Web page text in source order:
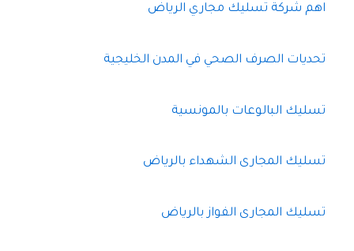
اهم شركة تسليك مجاري الرياض
تحديات الصرف الصحي في المدن الخليجية
تسليك البالوعات بالمونسية
تسليك المجارى الشهداء بالرياض
تسليك المجارى الفواز بالرياض